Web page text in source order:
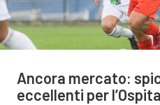
Ancora mercato:
eccellenti per